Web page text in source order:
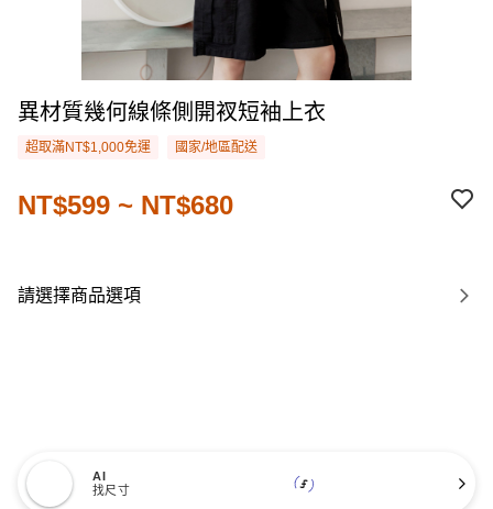
異材質幾何線條側開衩短袖上衣
超取滿NT$1,000免運 國家/地區配送
NT$599 ~ NT$680
請選擇商品選項
AI
找尺寸